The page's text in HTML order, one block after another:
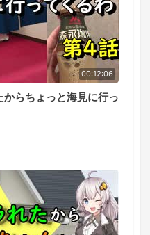
00:12:06
からちょっと海見に行っ